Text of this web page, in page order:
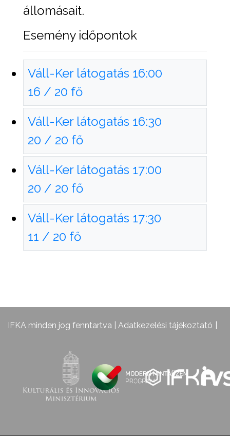
állomásait.
Esemény időpontok
Váll-Ker látogatás 16:00
16 / 20 fő
Váll-Ker látogatás 16:30
20 / 20 fő
Váll-Ker látogatás 17:00
20 / 20 fő
Váll-Ker látogatás 17:30
11 / 20 fő
IFKA minden jog fenntartva | Adatkezelési tájékoztató